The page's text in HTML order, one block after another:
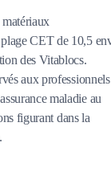
CET de 10,5
des Vitablocs.
aux professionnels
maladie au
figurant dans la